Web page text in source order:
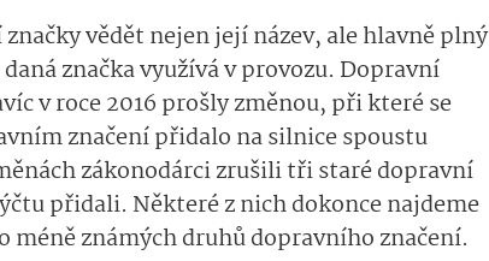
vědět nejen její název, ale hlavně plný
značka využívá v provozu. Dopravní
v roce 2016 prošly změnou, při které se
značení přidalo na silnice spoustu
zákonodárci zrušili tři staré dopravní
přidali. Některé z nich dokonce najdeme
méně známých druhů dopravního značení.